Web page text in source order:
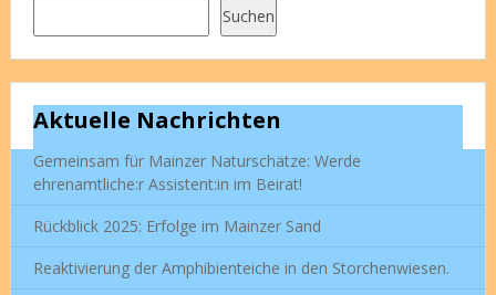
Suchen
Aktuelle Nachrichten
Gemeinsam für Mainzer Naturschätze: Werde
ehrenamtliche:r Assistent:in im Beirat!
Rückblick 2025: Erfolge im Mainzer Sand
Reaktivierung der Amphibienteiche in den Storchenwiesen.